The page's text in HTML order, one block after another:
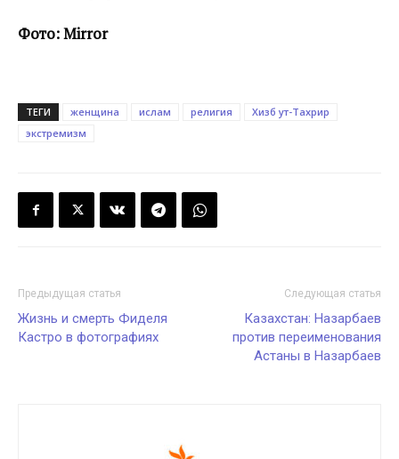
Фото: Mirror
ТЕГИ женщина ислам религия
Хизб ут-Тахрир
экстремизм
Предыдущая статья
Жизнь и смерть Фиделя
Кастро в фотографиях
Следующая статья
Казахстан: Назарбаев
против переименования
Астаны в Назарбаев